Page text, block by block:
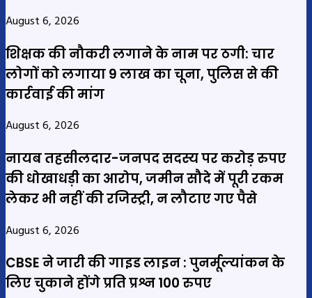
August 6, 2026
शिक्षक की नौकरी लगाने के नाम पर ठगी: चार
लोगों को लगाया 9 लाख का चूना, पुलिस से की
कार्रवाई की मांग
August 6, 2026
नायब तहसीलदार-जनपद सदस्य पर करोड़ रुपए
की धोखाधड़ी का आरोप, जमीन सौदे में पूरी रकम
लेकर भी नहीं की रजिस्ट्री, न लौटाए गए पैसे
August 6, 2026
CBSE ने जारी की गाइड लाइन : पुनर्मूल्यांकन के
लिए चुकाने होंगे प्रति प्रश्न 100 रुपए